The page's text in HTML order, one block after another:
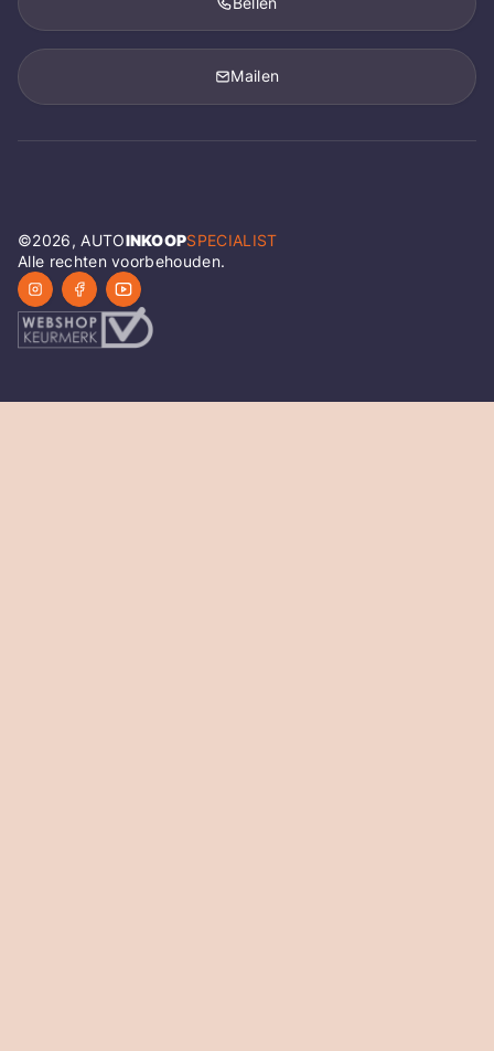
Mailen
©2026, AUTOINKOOPSPECIALIST
Alle rechten voorbehouden.